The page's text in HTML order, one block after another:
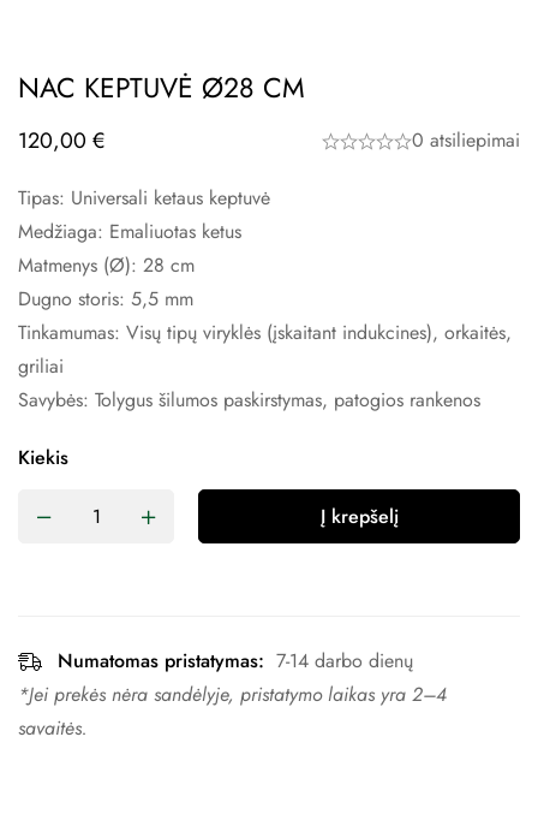
NAC KEPTUVĖ Ø28 CM
120,00 € 0 atsiliepimai
Tipas: Universali ketaus keptuvė
Medžiaga: Emaliuotas ketus
Matmenys (Ø): 28 cm
Dugno storis: 5,5 mm
Tinkamumas: Visų tipų viryklės (įskaitant indukcines), orkaitės,
griliai
Savybės: Tolygus šilumos paskirstymas, patogios rankenos
Kiekis
Į krepšelį
Numatomas pristatymas: 7-14 darbo dienų
*Jei prekės nėra sandėlyje, pristatymo laikas yra 2–4 ​​
savaitės.